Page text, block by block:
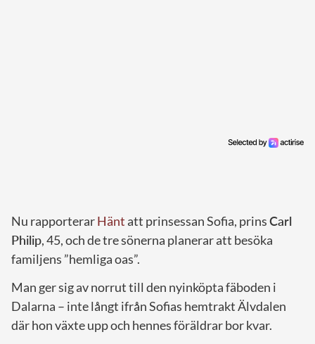
Nu rapporterarHänt att prinsessan Sofia, prinsCarl
Philip, 45, och de tre sönerna planerar att besöka
familjens ”hemliga oas”.
Man ger sig av norrut till den nyinköpta fäboden i
Dalarna – inte långt ifrån Sofias hemtrakt Älvdalen
där hon växte upp och hennes föräldrar bor kvar.